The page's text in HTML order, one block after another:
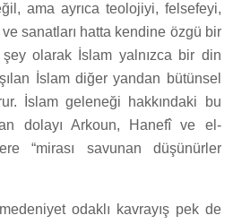
ama ayrıca teolojiyi, felsefeyi,
sanatları hatta kendine özgü bir
olarak İslam yalnızca bir din
İslam diğer yandan bütünsel
İslam geleneği hakkındaki bu
dolayı Arkoun, Hanefî ve el-
“mirası savunan düşünürler
odaklı kavrayış pek de